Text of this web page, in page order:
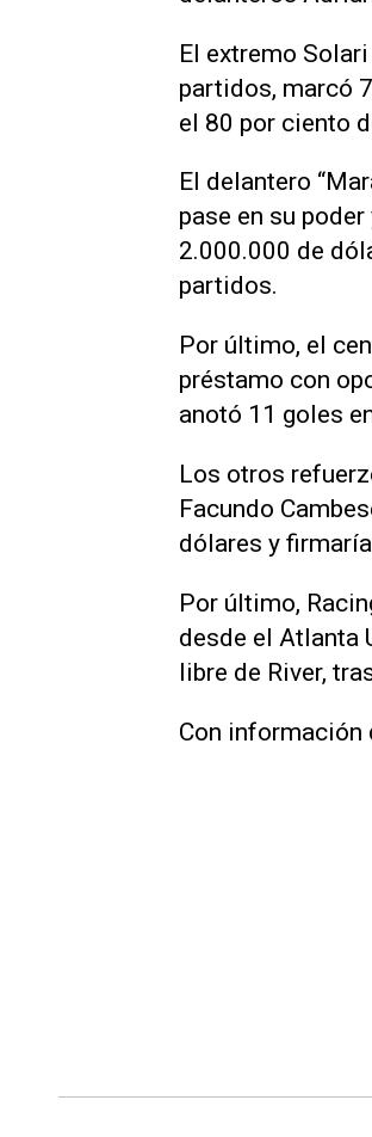
El extremo
partidos, marcó
el 80 por ciento
El delantero
pase en su
2.000.000 de
partidos.
Por último, el
préstamo con
anotó 11 goles
Los otros
Facundo
dólares y
Por último,
desde el Atlanta
libre de River,
Con información